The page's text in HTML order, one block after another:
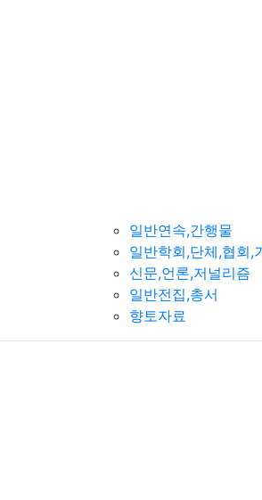
일반연속,간행물
일반학회,단체,협회,
신문,언론,저널리즘
일반전집,총서
향토자료